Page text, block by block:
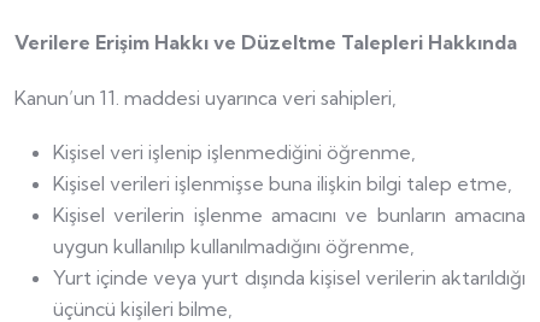
Verilere Erişim Hakkı ve Düzeltme Talepleri Hakkında
Kanun’un 11. maddesi uyarınca veri sahipleri,
Kişisel veri işlenip işlenmediğini öğrenme,
Kişisel verileri işlenmişse buna ilişkin bilgi talep etme,
Kişisel verilerin işlenme amacını ve bunların amacına
uygun kullanılıp kullanılmadığını öğrenme,
Yurt içinde veya yurt dışında kişisel verilerin aktarıldığı
üçüncü kişileri bilme,